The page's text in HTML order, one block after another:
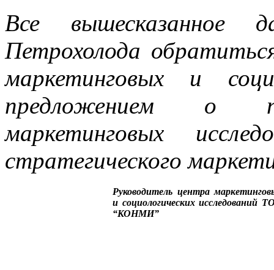
Все вышесказанное
Петрохолода
маркетинговых и
предложением о
маркетинговых
стратегического
Руководитель центра
и социологических исследований
“КОНМИ”